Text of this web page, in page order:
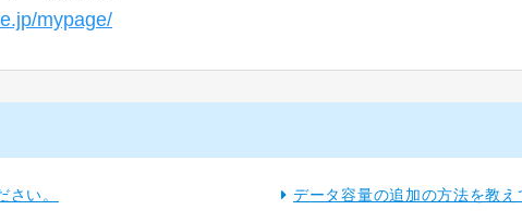
mypage/
さい。 データ容量の追加の方法を教え